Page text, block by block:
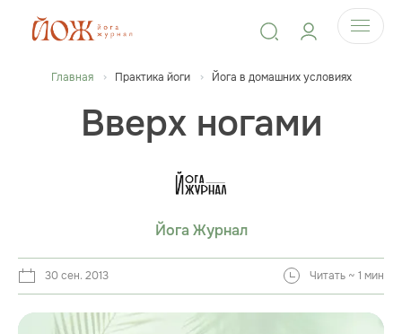
Главная Практика йоги Йога в домашних условиях
Вверх ногами
Йога Журнал
30 сен. 2013 Читать ~ 1 мин